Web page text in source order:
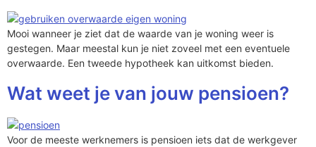
Mooi wanneer je ziet dat de waarde van je woning weer is
gestegen. Maar meestal kun je niet zoveel met een eventuele
overwaarde. Een tweede hypotheek kan uitkomst bieden.
Wat weet je van jouw pensioen?
Voor de meeste werknemers is pensioen iets dat de werkgever